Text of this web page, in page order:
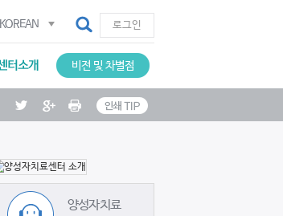
로그인
KOREAN
비전 및 차별점
Print
facebooktwitter google plus
양성자치료